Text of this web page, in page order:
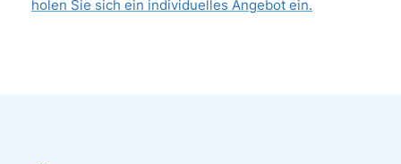
holen Sie sich ein individuelles Angebot ein.